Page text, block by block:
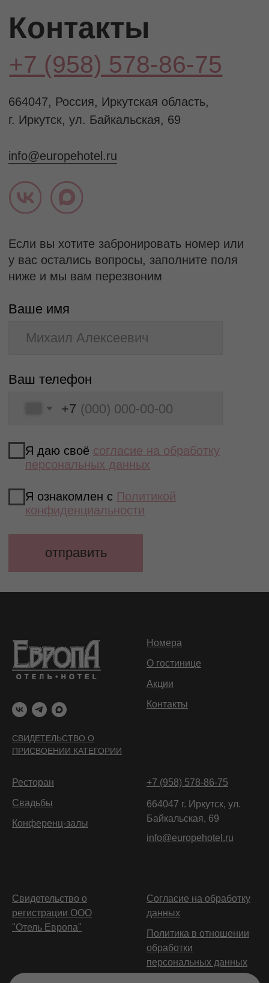
СВИДЕТЕЛЬСТВО О
ПРИСВОЕНИИ КАТЕГОРИИ
Номера
О гостинице
Акции
Контакты
Ресторан
Свадьбы
Конференц-залы
+7 (958) 578-86-75
664047 г. Иркутск, ул.
Байкальская, 69
info@europehotel.ru
Свидетельство о
регистрации ООО
"Отель Европа"
Согласие на обработку
данных
Политика в отношении
обработки
персональных данных